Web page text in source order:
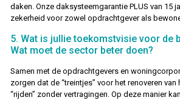
daken. Onze daksysteemgarantie PLUS van 15
zekerheid voor zowel opdrachtgever als
5. Wat is jullie toekomstvisie voor de
Wat moet de sector beter doen?
Samen met de opdrachtgevers en
zorgen dat de “treintjes” voor het renoveren
“rijden” zonder vertragingen. Op deze manier